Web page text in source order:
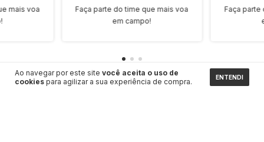
Ao navegar por este site você aceita o uso de
cookies para agilizar a sua experiência de compra. ENTENDI
mais voa
Faça parte do time que mais voa
em campo!
Faça parte